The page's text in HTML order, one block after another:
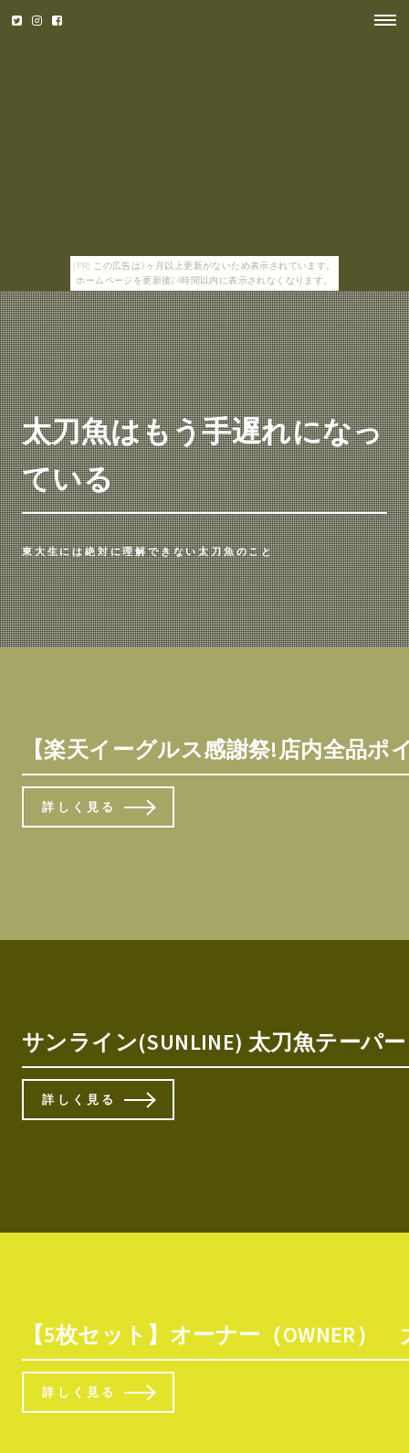
[PR] この広告は3ヶ月以上更新がないため表示されています。
ホームページを更新後24時間以内に表示されなくなります。
太刀魚はもう手遅れになっ
ている
東大生には絶対に理解できない太刀魚のこと
【楽天イーグルス感謝祭!店内全品
詳しく見る
サンライン(SUNLINE) 太刀魚テーパ
詳しく見る
【5枚セット】オーナー（OWNER
詳しく見る